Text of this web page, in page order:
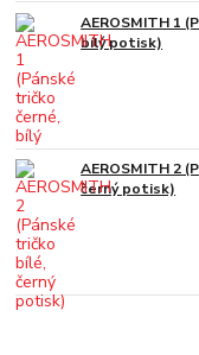
AEROSMITH 1
bílý potisk)
AEROSMITH 2
černý potisk)